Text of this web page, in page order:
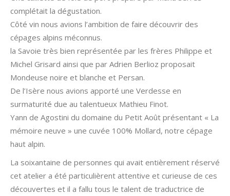
complétait la dégustation.
Côté vin nous avions l’ambition de faire découvrir des
cépages alpins méconnus.
la Savoie très bien représentée par les frères Philippe et
Michel Grisard ainsi que par Adrien Berlioz proposait
Mondeuse noire et blanche et Persan.
De l’Isère nous avions apporté une Verdesse en
surmaturité due au talentueux Mathieu Finot.
Yann de Agostini du domaine du Petit Août présentant « La
mémoire neuve » une cuvée 100% Mollard, notre cépage
haut alpin.
La soixantaine de personnes qui avait entièrement réservé
cet atelier a été particulièrent attentive et curieuse de ces
découvertes et il a fallu tous le talent de traductrice de